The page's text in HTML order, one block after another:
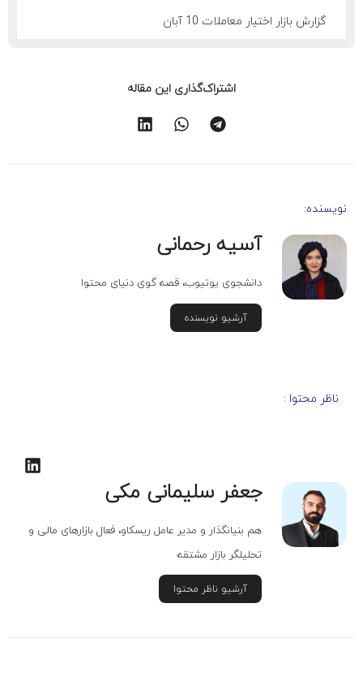
گزارش بازار اختیار معاملات 10 آبان
اشتراک‌گذاری این مقاله
نویسنده:
آسیه رحمانی
دانشجوی یوتیوب، قصه گوی دنیای محتوا
آرشیو نویسنده
ناظر محتوا :
جعفر سلیمانی مکی
هم بنیانگذار و مدیر عامل ریسکاو، فعال بازارهای مالی و
تحلیلگر بازار مشتقه
آرشیو ناظر محتوا